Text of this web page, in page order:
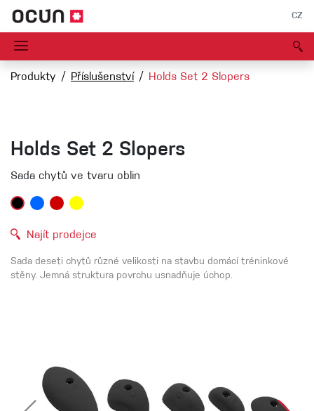
CZ
Produkty Příslušenství Holds Set 2 Slopers
Holds Set 2 Slopers
Sada chytů ve tvaru oblin
Najít prodejce
Sada deseti chytů různé velikosti na stavbu domácí tréninkové
stěny. Jemná struktura povrchu usnadňuje úchop.